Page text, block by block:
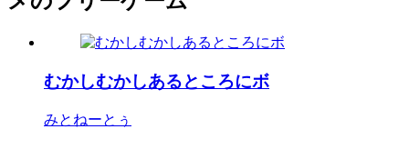
むかしむかしあるところにボ
みとねーとぅ